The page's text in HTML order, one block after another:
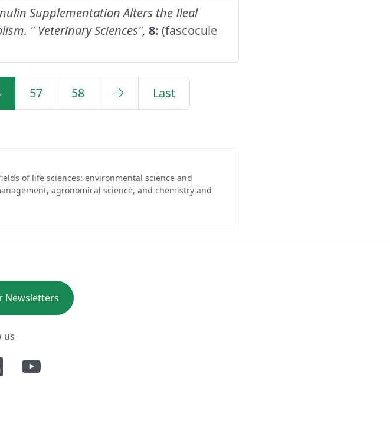
Supplementation Alters the Ileal
" Veterinary Sciences", 8: (fascocule
57 58 Last
of life sciences: environmental science and
agronomical science, and chemistry and
Newsletters
us